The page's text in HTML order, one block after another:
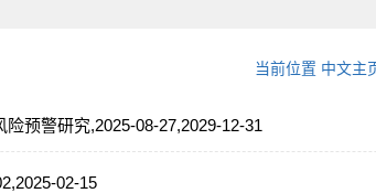
当前位置 中文主
预警研究,2025-08-27,2029-12-31
02-15